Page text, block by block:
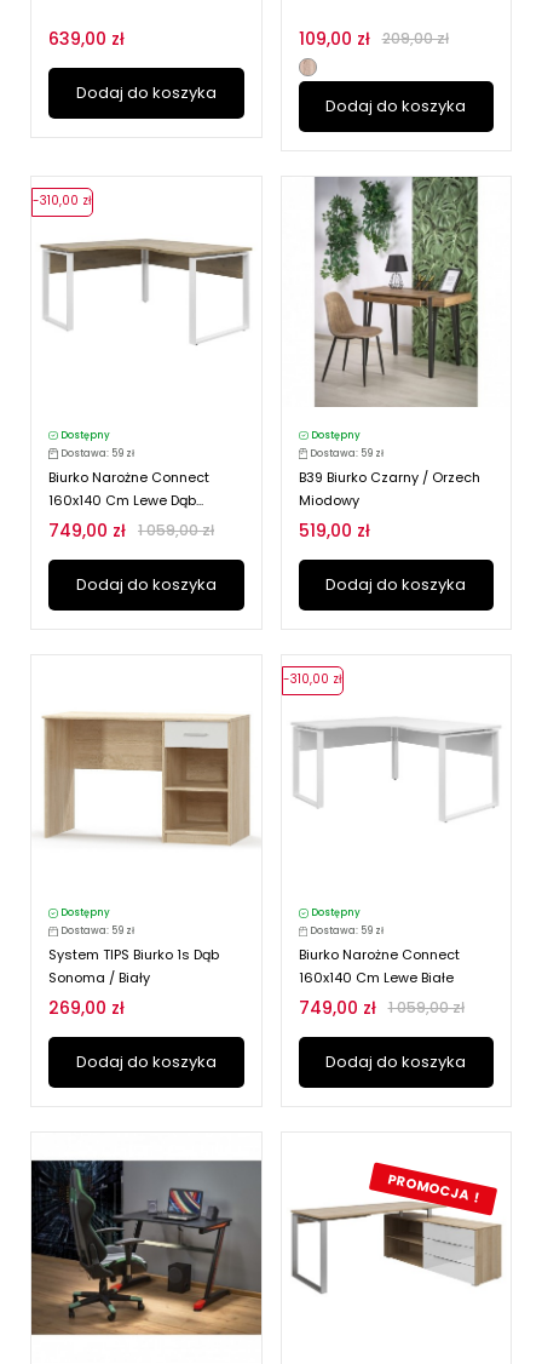
639,00 zł
Dodaj do koszyka
109,00 zł 209,00 zł
Dodaj do koszyka
Dostępny
Dostawa: 59 zł
Biurko Narożne Connect
160x140 Cm Lewe Dąb...
749,00 zł 1 059,00 zł
Dodaj do koszyka
-310,00 zł
Dostępny
Dostawa: 59 zł
B39 Biurko Czarny / Orzech
Miodowy
519,00 zł
Dodaj do koszyka
Dostępny
Dostawa: 59 zł
System TIPS Biurko 1s Dąb
Sonoma / Biały
269,00 zł
Dodaj do koszyka
Dostępny
Dostawa: 59 zł
Biurko Narożne Connect
160x140 Cm Lewe Białe
749,00 zł 1 059,00 zł
Dodaj do koszyka
-310,00 zł
PROMOCJA !